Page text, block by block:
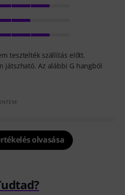
tesztelték szállítás előtt.
játszható. Az alábbi G hangból
olvasása